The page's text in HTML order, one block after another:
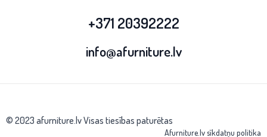
+371 20392222
info@afurniture.lv
© 2023 afurniture.lv Visas tiesības paturētas
Afurniture.lv sīkdatņu politika